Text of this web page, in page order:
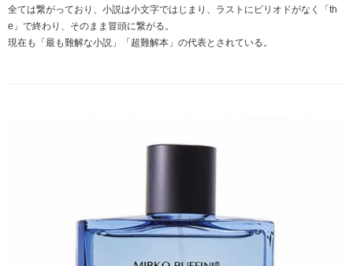
全ては繋がっており、小説は小文字ではじまり、ラストにピリオドがなく「th
e」で終わり、そのまま冒頭に繋がる。
現在も「最も難解な小説」「超難解本」の代表とされている。